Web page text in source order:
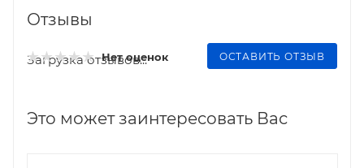
Отзывы
Нет оценок ОСТАВИТЬ ОТЗЫВ
Загрузка отзывов...
Это может заинтересовать Вас